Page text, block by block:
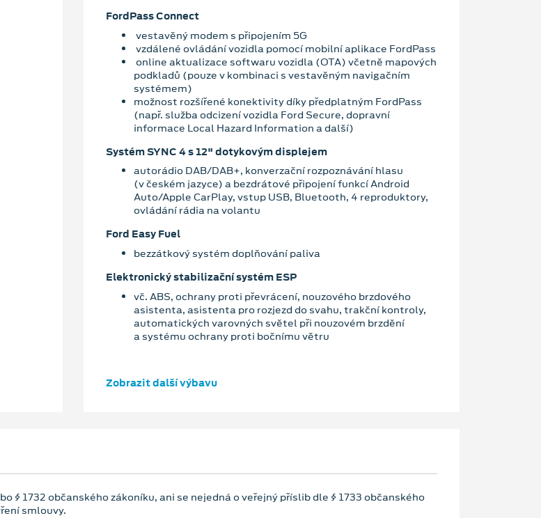
FordPass Connect
vestavěný modem s připojením 5G
vzdálené ovládání vozidla pomocí mobilní aplikace FordPass
online aktualizace softwaru vozidla (OTA) včetně mapových
podkladů (pouze v kombinaci s vestavěným navigačním
systémem)
možnost rozšířené konektivity díky předplatným FordPass
(např. služba odcizení vozidla Ford Secure, dopravní
informace Local Hazard Information a další)
Systém SYNC 4 s 12" dotykovým displejem
autorádio DAB/DAB+, konverzační rozpoznávání hlasu
(v českém jazyce) a bezdrátové připojení funkcí Android
Auto/Apple CarPlay, vstup USB, Bluetooth, 4 reproduktory,
ovládání rádia na volantu
Ford Easy Fuel
bezzátkový systém doplňování paliva
Elektronický stabilizační systém ESP
vč. ABS, ochrany proti převrácení, nouzového brzdového
asistenta, asistenta pro rozjezd do svahu, trakční kontroly,
automatických varovných světel při nouzovém brzdění
a systému ochrany proti bočnímu větru
Zobrazit další výbavu
§ 1732 občanského zákoníku, ani se nejedná o veřejný příslib dle § 1733 občanského
smlouvy.